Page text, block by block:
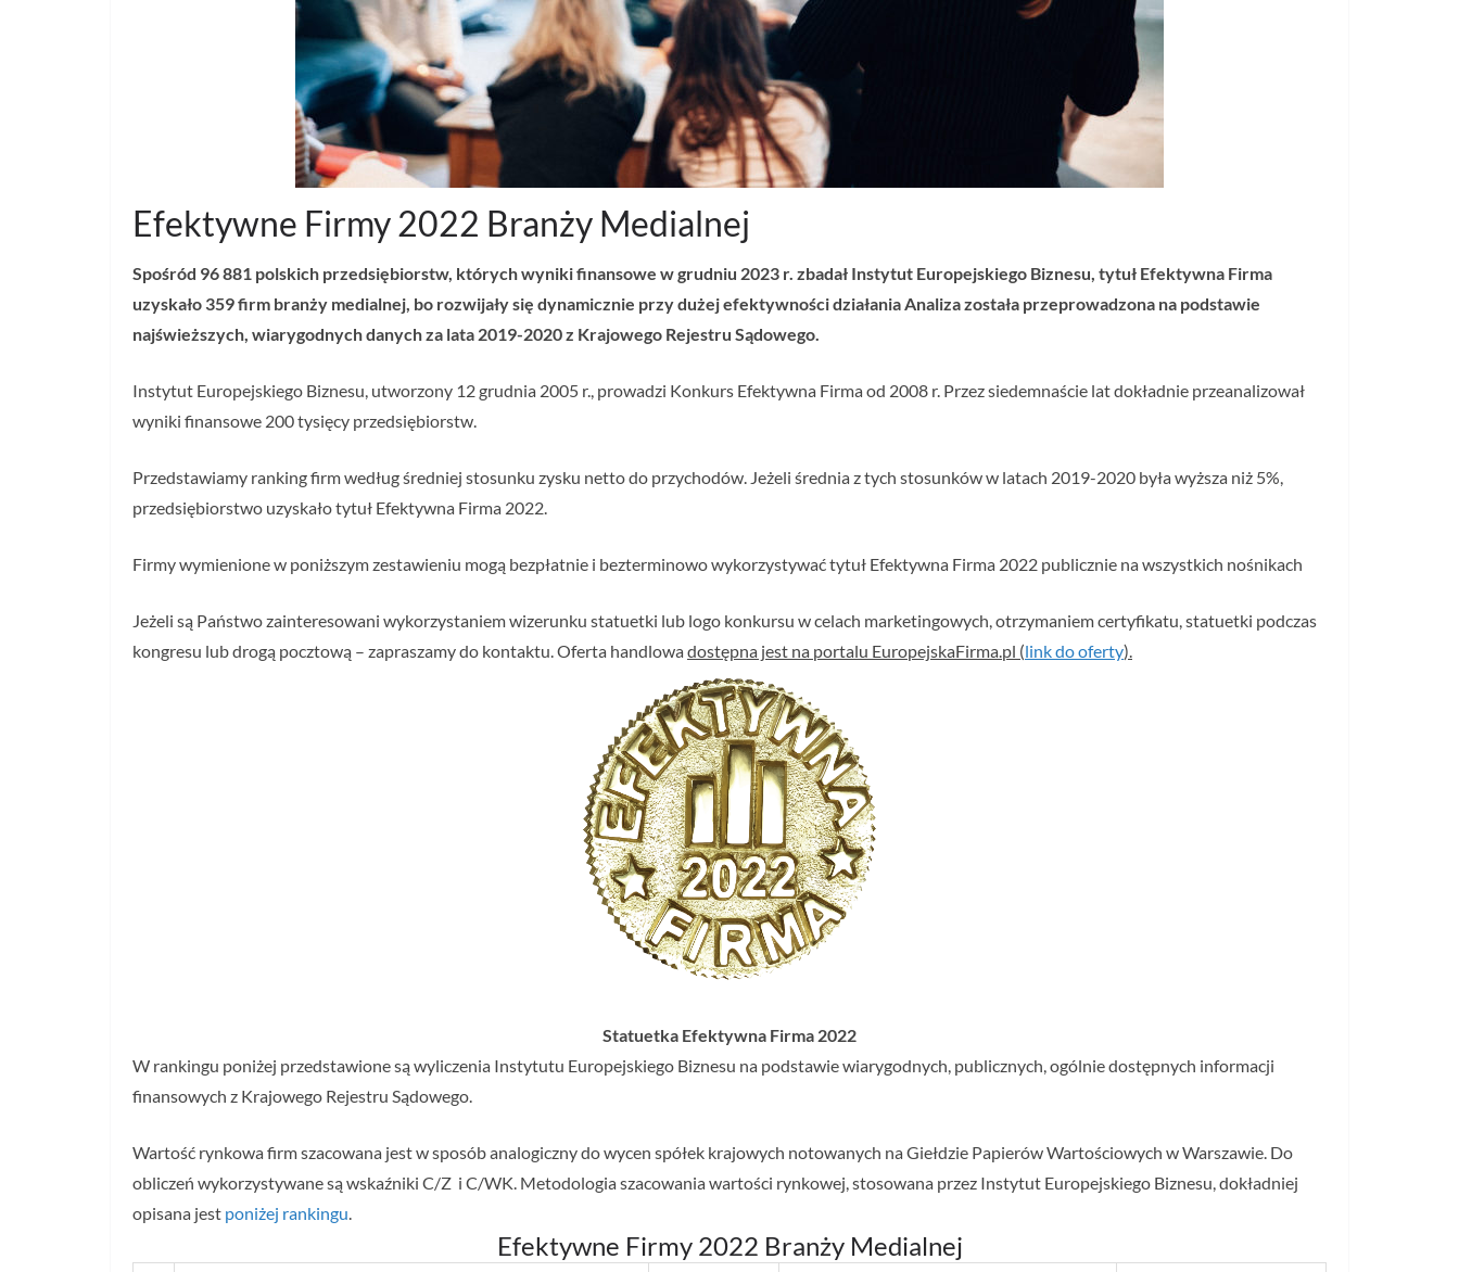
Efektywne Firmy 2022 Branży Medialnej
Spośród 96 881 polskich przedsiębiorstw, których wyniki finansowe w grudniu 2023 r. zbadał Instytut Europejskiego Biznesu, tytuł Efektywna Firma
uzyskało 359 firm branży medialnej, bo rozwijały się dynamicznie przy dużej efektywności działania Analiza została przeprowadzona na podstawie
najświeższych, wiarygodnych danych za lata 2019-2020 z Krajowego Rejestru Sądowego.
Instytut Europejskiego Biznesu, utworzony 12 grudnia 2005 r., prowadzi Konkurs Efektywna Firma od 2008 r. Przez siedemnaście lat dokładnie przeanalizował
wyniki finansowe 200 tysięcy przedsiębiorstw.
Przedstawiamy ranking firm według średniej stosunku zysku netto do przychodów. Jeżeli średnia z tych stosunków w latach 2019-2020 była wyższa niż 5%,
przedsiębiorstwo uzyskało tytuł Efektywna Firma 2022.
Firmy wymienione w poniższym zestawieniu mogą bezpłatnie i bezterminowo wykorzystywać tytuł Efektywna Firma 2022 publicznie na wszystkich nośnikach
Jeżeli są Państwo zainteresowani wykorzystaniem wizerunku statuetki lub logo konkursu w celach marketingowych, otrzymaniem certyfikatu, statuetki podczas
kongresu lub drogą pocztową – zapraszamy do kontaktu. Oferta handlowadostępna jest na portalu EuropejskaFirma.pl (link do oferty).
Statuetka Efektywna Firma 2022
W rankingu poniżej przedstawione są wyliczenia Instytutu Europejskiego Biznesu na podstawie wiarygodnych, publicznych, ogólnie dostępnych informacji
finansowych z Krajowego Rejestru Sądowego.
Wartość rynkowa firm szacowana jest w sposób analogiczny do wycen spółek krajowych notowanych na Giełdzie Papierów Wartościowych w Warszawie. Do
obliczeń wykorzystywane są wskaźniki C/Z i C/WK. Metodologia szacowania wartości rynkowej, stosowana przez Instytut Europejskiego Biznesu, dokładniej
opisana jest poniżej rankingu.
Efektywne Firmy 2022 Branży Medialnej